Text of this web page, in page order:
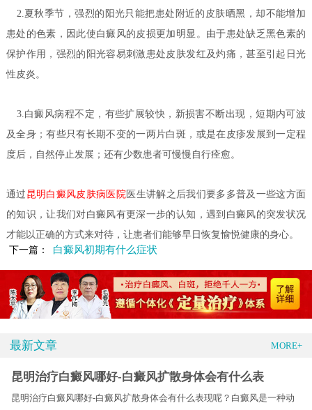
2.夏秋季节，强烈的阳光只能把患处附近的皮肤晒黑，却不能增加
患处的色素，因此使白癜风的皮损更加明显。由于患处缺乏黑色素的
保护作用，强烈的阳光容易刺激患处皮肤发红及灼痛，甚至引起日光
性皮炎。
3.白癜风病程不定，有些扩展较快，新损害不断出现，短期内可波
及全身；有些只有长期不变的一两片白斑，或是在皮疹发展到一定程
度后，自然停止发展；还有少数患者可慢慢自行痊愈。
通过 昆明白癜风皮肤病医院 医生讲解之后我们要多多普及一些这方面
的知识，让我们对白癜风有更深一步的认知，遇到白癜风的突发状况
才能以正确的方式来对待，让患者们能够早日恢复愉悦健康的身心。
下一篇：
白癜风初期有什么症状
最新文章 MORE+
昆明治疗白癜风哪好-白癜风扩散身体会有什么表
昆明治疗白癜风哪好-白癜风扩散身体会有什么表现呢？白癜风是一种动